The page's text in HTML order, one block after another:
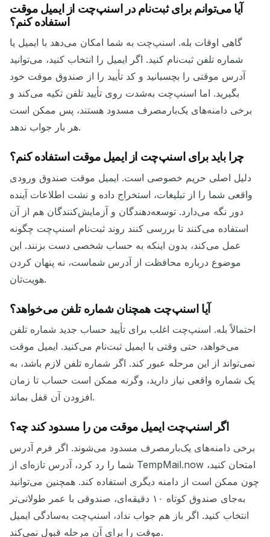
آیا می‌توانم برای ثبت‌نام در اسنپ‌چت از ایمیل موقت
استفاده کنم؟
گاهی اوقات بله. اسنپ‌چت به شما امکان می‌دهد با ایمیل یا
شماره تلفن ثبت‌نام کنید. اگر ایمیل را انتخاب کنید، می‌توانید
آدرس موقتی را بچسبانید و کد تأیید را از صندوق موقت خود
بگیرید. اما اسنپ‌چت به‌شدت روی تأیید تلفن تکیه می‌کند و
برخی دامنه‌های یک‌بارمصرف مسدود هستند، پس ممکن است
هر بار جواب ندهد.
چرا باید برای اسنپ‌چت از ایمیل موقت استفاده کنم؟
دلیل اصلی حریم خصوصی است. ایمیل موقت صندوق ورودی
واقعی شما را از تبلیغات، استخراج داده و نشت اطلاعات آینده
دور نگه می‌دارد. توسعه‌دهندگان و آزمایش‌کنندگان هم از آن
استفاده می‌کنند تا بررسی کنند روند ثبت‌نام اسنپ‌چت چگونه
عمل می‌کند، بدون اینکه به حساب شخصی دست بزنند. این
موضوع درباره محافظت از آدرس شماست، نه پنهان کردن
هویت‌تان.
آیا اسنپ‌چت همچنان شماره تلفن می‌خواهد؟
احتمالاً بله. اسنپ‌چت اغلب برای تأیید حساب جدید شماره تلفن
می‌خواهد، حتی وقتی با ایمیل ثبت‌نام می‌کنید. ایمیل موقت
نمی‌تواند از این مرحله عبور کند. اگر شماره تلفن لازم باشد، به
یک شماره واقعی نیاز دارید، وگرنه ممکن است حساب تا زمان
افزودن آن قفل بماند.
اگر اسنپ‌چت ایمیل موقت من را مسدود کند چه؟
برخی دامنه‌های یک‌بارمصرف مسدود می‌شوند. اگر فرم آدرس
شما را رد کرد، آدرس تازه‌ای از TempMail.now امتحان کنید،
چون ممکن است از دامنه دیگری استفاده کند. همچنین می‌توانید
به‌جای صندوق کوتاه ۱۰ دقیقه‌ای، صندوقی با عمر طولانی‌تر
انتخاب کنید. اگر باز هم جواب نداد، اسنپ‌چت به‌سادگی ایمیل
موقت را برای آن مرحله قبول نمی‌کند.